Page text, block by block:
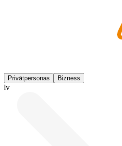
Privātpersonas Bizness
lv